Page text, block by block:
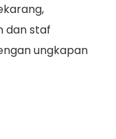
dan staf
ungkapan